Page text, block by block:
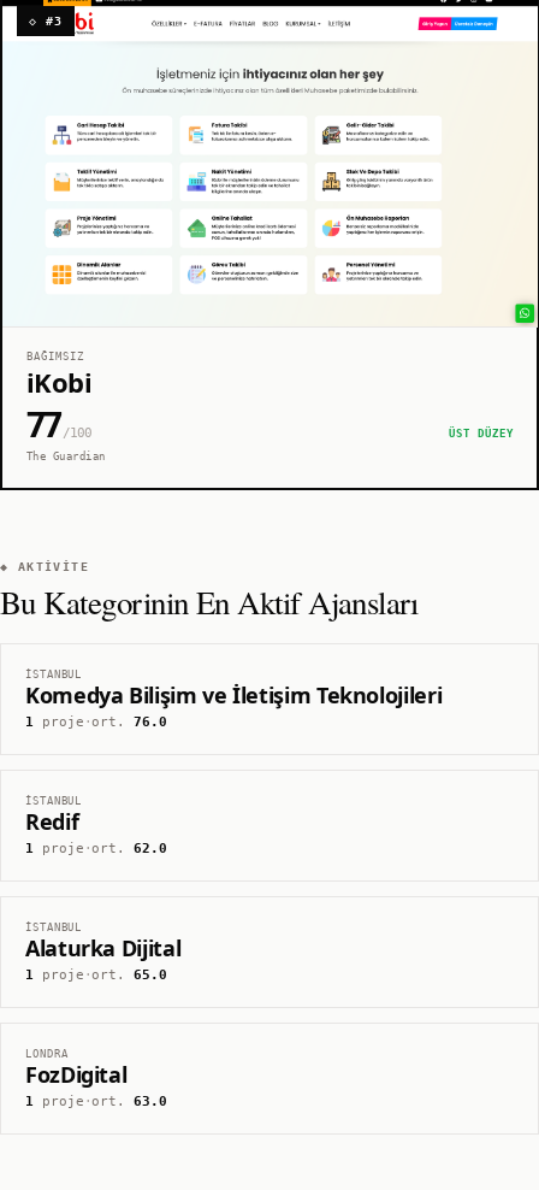
◇ #3
BAĞIMSIZ
iKobi
77/100
ÜST DÜZEY
The Guardian
◆ AKTIVITE
Bu Kategorinin En Aktif Ajansları
İSTANBUL
Komedya Bilişim ve İletişim Teknolojileri
1proje ·ort.76.0
İSTANBUL
Redif
1proje ·ort.62.0
İSTANBUL
Alaturka Dijital
1proje ·ort.65.0
LONDRA
FozDigital
1proje ·ort.63.0